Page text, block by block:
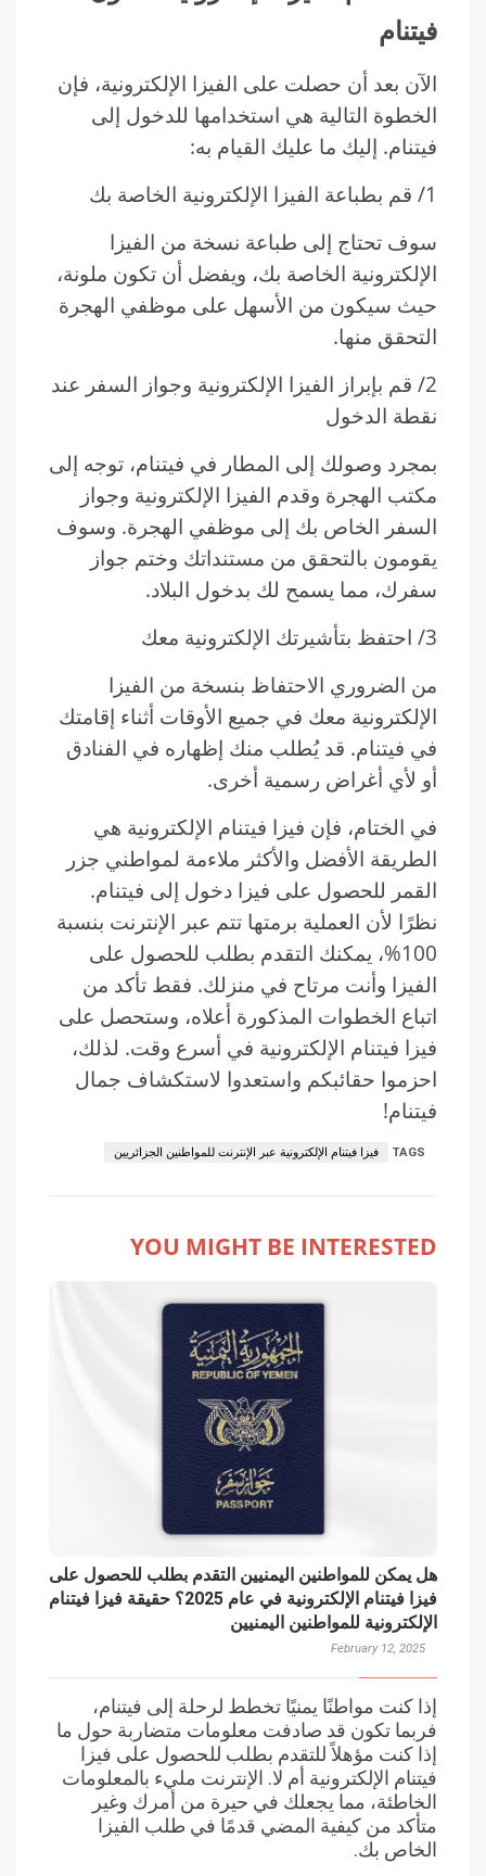
فيتنام
الآن بعد أن حصلت على الفيزا الإلكترونية، فإن
الخطوة التالية هي استخدامها للدخول إلى
فيتنام. إليك ما عليك القيام به:
1/ قم بطباعة الفيزا الإلكترونية الخاصة بك
سوف تحتاج إلى طباعة نسخة من الفيزا
الإلكترونية الخاصة بك، ويفضل أن تكون ملونة،
حيث سيكون من الأسهل على موظفي الهجرة
التحقق منها.
2/ قم بإبراز الفيزا الإلكترونية وجواز السفر عند
نقطة الدخول
بمجرد وصولك إلى المطار في فيتنام، توجه إلى
مكتب الهجرة وقدم الفيزا الإلكترونية وجواز
السفر الخاص بك إلى موظفي الهجرة. وسوف
يقومون بالتحقق من مستنداتك وختم جواز
سفرك، مما يسمح لك بدخول البلاد.
3/ احتفظ بتأشيرتك الإلكترونية معك
من الضروري الاحتفاظ بنسخة من الفيزا
الإلكترونية معك في جميع الأوقات أثناء إقامتك
في فيتنام. قد يُطلب منك إظهاره في الفنادق
أو لأي أغراض رسمية أخرى.
في الختام، فإن فيزا فيتنام الإلكترونية هي
الطريقة الأفضل والأكثر ملاءمة لمواطني جزر
القمر للحصول على فيزا دخول إلى فيتنام.
نظرًا لأن العملية برمتها تتم عبر الإنترنت بنسبة
100%، يمكنك التقدم بطلب للحصول على
الفيزا وأنت مرتاح في منزلك. فقط تأكد من
اتباع الخطوات المذكورة أعلاه، وستحصل على
فيزا فيتنام الإلكترونية في أسرع وقت. لذلك،
احزموا حقائبكم واستعدوا لاستكشاف جمال
فيتنام!
TAGS فيزا فيتنام الإلكترونية عبر الإنترنت للمواطنين الجزائريين
YOU MIGHT BE INTERESTED
هل يمكن للمواطنين اليمنيين التقدم بطلب للحصول على
فيزا فيتنام الإلكترونية في عام 2025؟ حقيقة فيزا فيتنام
الإلكترونية للمواطنين اليمنيين
February 12, 2025
إذا كنت مواطنًا يمنيًا تخطط لرحلة إلى فيتنام،
فربما تكون قد صادفت معلومات متضاربة حول ما
إذا كنت مؤهلاً للتقدم بطلب للحصول على فيزا
فيتنام الإلكترونية أم لا. الإنترنت مليء بالمعلومات
الخاطئة، مما يجعلك في حيرة من أمرك وغير
متأكد من كيفية المضي قدمًا في طلب الفيزا
الخاص بك.